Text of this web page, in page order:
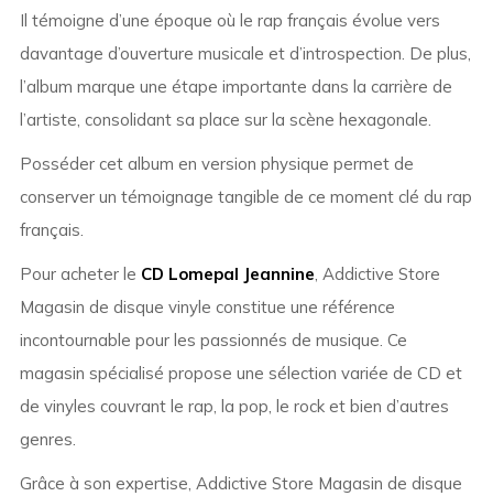
Il témoigne d’une époque où le rap français évolue vers
davantage d’ouverture musicale et d’introspection. De plus,
l’album marque une étape importante dans la carrière de
l’artiste, consolidant sa place sur la scène hexagonale.
Posséder cet album en version physique permet de
conserver un témoignage tangible de ce moment clé du rap
français.
Pour acheter le CD Lomepal Jeannine, Addictive Store
Magasin de disque vinyle constitue une référence
incontournable pour les passionnés de musique. Ce
magasin spécialisé propose une sélection variée de CD et
de vinyles couvrant le rap, la pop, le rock et bien d’autres
genres.
Grâce à son expertise, Addictive Store Magasin de disque